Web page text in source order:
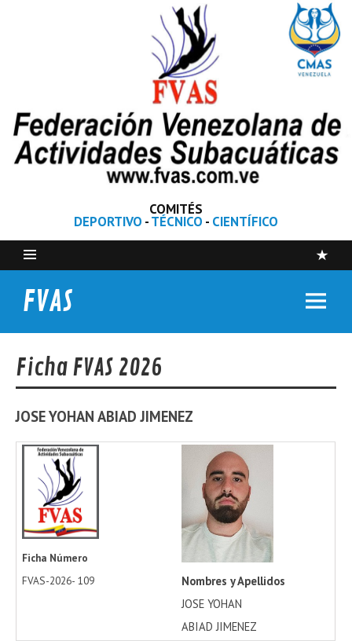
COMITÉS
DEPORTIVO -TÉCNICO - CIENTÍFICO
FVAS
Ficha FVAS 2026
JOSE YOHAN ABIAD JIMENEZ
Ficha Número
FVAS-2026- 109
Nombres y Apellidos
JOSE YOHAN
ABIAD JIMENEZ